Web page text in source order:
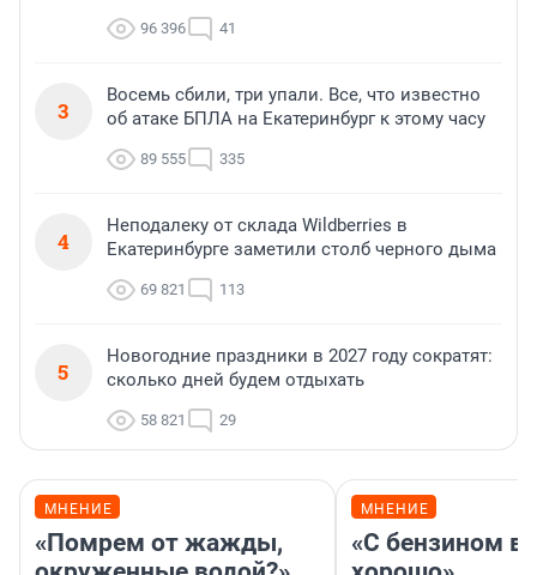
96 396 41
3
Восемь сбили, три упали. Все, что известно
об атаке БПЛА на Екатеринбург к этому часу
89 555 335
4
Неподалеку от склада Wildberries в
Екатеринбурге заметили столб черного дыма
69 821 113
5
Новогодние праздники в 2027 году сократят:
сколько дней будем отдыхать
58 821 29
МНЕНИЕ
«Помрем от жажды,
МНЕНИЕ
«С бензином